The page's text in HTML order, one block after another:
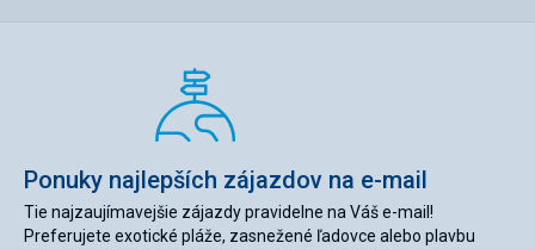
Ponuky najlepších zájazdov na e-mail
Tie najzaujímavejšie zájazdy pravidelne na Váš e-mail!
Preferujete exotické pláže, zasnežené ľadovce alebo plavbu